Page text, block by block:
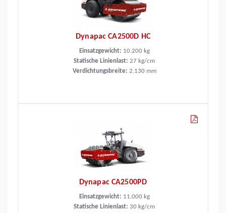
Dynapac CA2500D HC
Einsatzgewicht: 10.200 kg
Statische Linienlast: 27 kg/cm
Verdichtungsbreite: 2.130 mm
Dynapac CA2500PD
Einsatzgewicht: 11.000 kg
Statische Linienlast: 30 kg/cm